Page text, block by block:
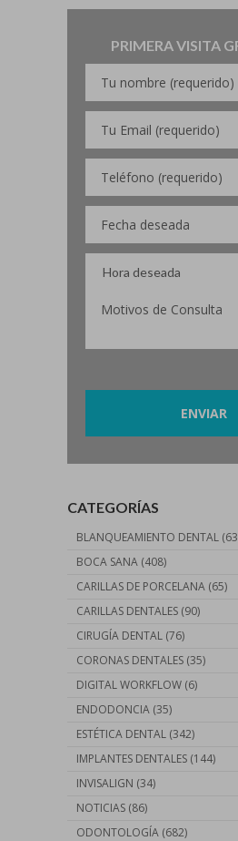
PRIMERA VISITA
CATEGORÍAS
BLANQUEAMIENTO DENTAL
BOCA SANA (408)
CARILLAS DE PORCELANA (65)
CARILLAS DENTALES (90)
CIRUGÍA DENTAL (76)
CORONAS DENTALES (35)
DIGITAL WORKFLOW (6)
ENDODONCIA (35)
ESTÉTICA DENTAL (342)
IMPLANTES DENTALES (144)
INVISALIGN (34)
NOTICIAS (86)
ODONTOLOGÍA (682)